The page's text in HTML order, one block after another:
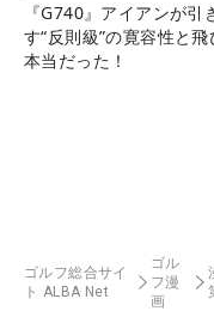
『G740』アイアンが引
す“反則級”の寛容性と飛
本当だった！
ゴルフ総合サイ
ト ALBA Net
ゴル
フ漫
画